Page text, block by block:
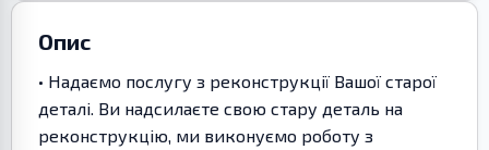
Опис
• Надаємо послугу з реконструкції Вашої старої
деталі. Ви надсилаєте свою стару деталь на
реконструкцію, ми виконуємо роботу з